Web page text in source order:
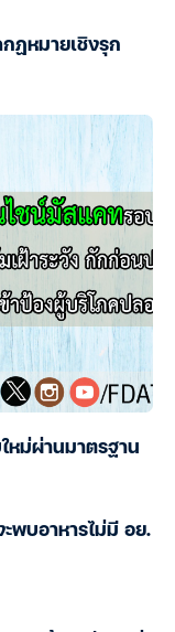
ฏหมายเชิงรุก
หม่ผ่านมาตรฐาน
พบอาหารไม่มี อย.